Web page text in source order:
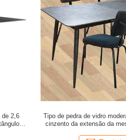
de 2,6
Tipo de pedra de vidro
cinzento da extensão da